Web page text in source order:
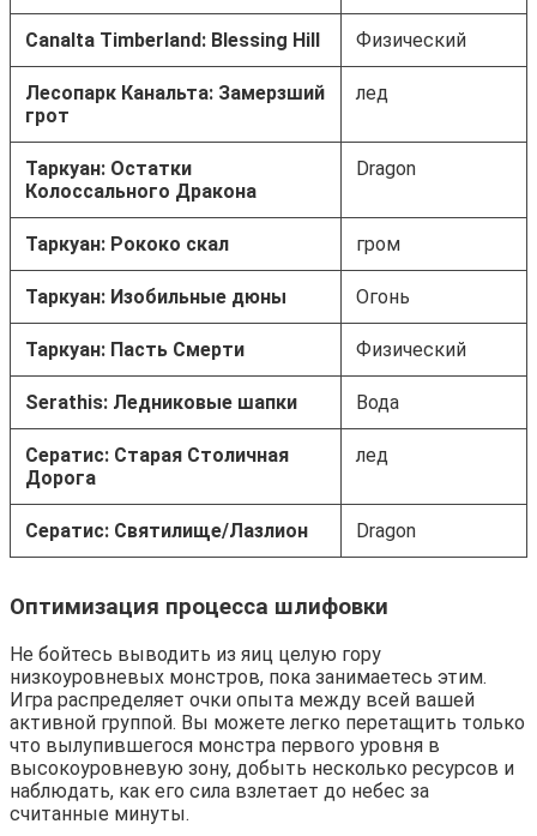
Canalta Timberland: Blessing Hill Физический
Лесопарк Канальта: Замерзший
грот
лед
Таркуан: Остатки
Колоссального Дракона
Dragon
Таркуан: Рококо скал гром
Таркуан: Изобильные дюны Огонь
Таркуан: Пасть Смерти Физический
Serathis: Ледниковые шапки Вода
Сератис: Старая Столичная
Дорога
лед
Сератис: Святилище/Лазлион Dragon
Оптимизация процесса шлифовки
Не бойтесь выводить из яиц целую гору
низкоуровневых монстров, пока занимаетесь этим.
Игра распределяет очки опыта между всей вашей
активной группой. Вы можете легко перетащить только
что вылупившегося монстра первого уровня в
высокоуровневую зону, добыть несколько ресурсов и
наблюдать, как его сила взлетает до небес за
считанные минуты.